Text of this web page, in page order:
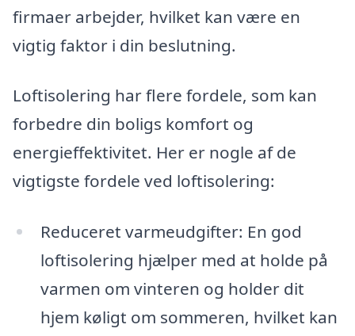
firmaer arbejder, hvilket kan være en
vigtig faktor i din beslutning.
Loftisolering har flere fordele, som kan
forbedre din boligs komfort og
energieffektivitet. Her er nogle af de
vigtigste fordele ved loftisolering:
Reduceret varmeudgifter: En god
loftisolering hjælper med at holde på
varmen om vinteren og holder dit
hjem køligt om sommeren, hvilket kan